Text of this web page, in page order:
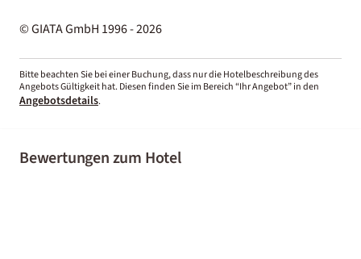
© GIATA GmbH 1996 - 2026
Bitte beachten Sie bei einer Buchung, dass nur die Hotelbeschreibung des
Angebots Gültigkeit hat. Diesen finden Sie im Bereich “Ihr Angebot” in den
Angebotsdetails.
Bewertungen zum Hotel